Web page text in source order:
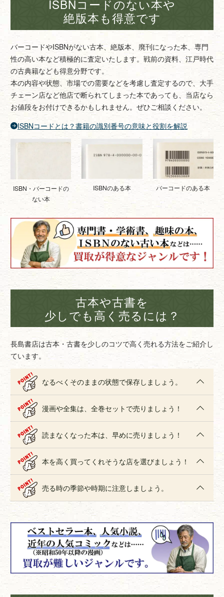
ISBNコードのない本や
絶版本も得意です
バーコードやISBNがない古本、絶版本、廃刊になった本、専門
性の高い本など積極的に査定いたします。戦前の資料、江戸時代
の古典籍なども得意分野です。
本の内容や状態、市場での需要などを考慮し査定するので、大手
チェーン店など他店で断られてしまった本であっても、当店なら
お値段をお付けできるかもしれません。ぜひご相談ください。
ISBNコードとは？書籍の識別番号の意味と役割を解説
ISBN・バーコードの
ない本
ISBNのある本 バーコードのある本
古本や古書を
少しでも高く売るには？
長島書店は古本・古書を少しのコツで高く売れる方法をご紹介し
ています。
なるべくそのままの状態で保存しましょう。
漫画や全集は、全巻セットで売りましょう！
読まなくなった本は、早めに売りましょう！
本を高く買ってくれそうな店を選びましょう！
売る時の季節や時期に注意しましょう。